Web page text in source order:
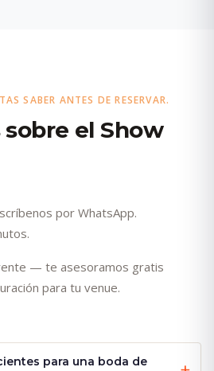
SABER ANTES DE RESERVAR.
el Show
por WhatsApp.
— te asesoramos gratis
para tu venue.
para una boda de